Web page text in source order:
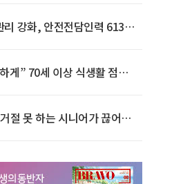
리 강화, 안전전담인력 613명
게” 70세 이상 식생활 점수
못 하는 시니어가 끊어야